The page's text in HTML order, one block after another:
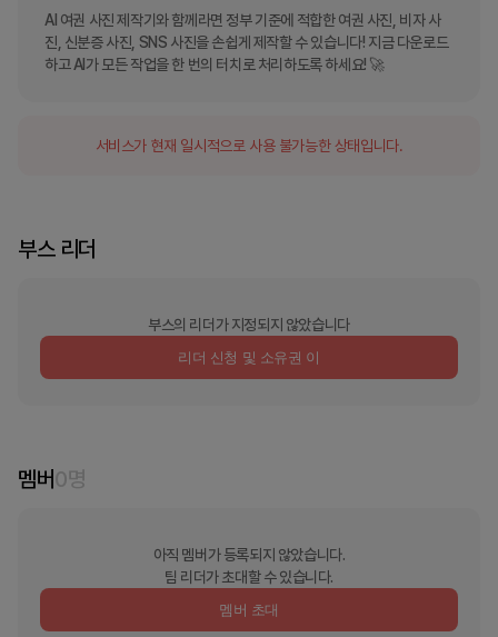
AI 여권 사진 제작기와 함께라면 정부 기준에 적합한 여권 사진, 비자 사
진, 신분증 사진, SNS 사진을 손쉽게 제작할 수 있습니다! 지금 다운로드
하고 AI가 모든 작업을 한 번의 터치로 처리하도록 하세요! 🚀
서비스가 현재 일시적으로 사용 불가능한 상태입니다.
부스 리더
부스의 리더가 지정되지 않았습니다
리더 신청 및 소유권 이
멤버0명
아직 멤버가 등록되지 않았습니다.
팀 리더가 초대할 수 있습니다.
멤버 초대